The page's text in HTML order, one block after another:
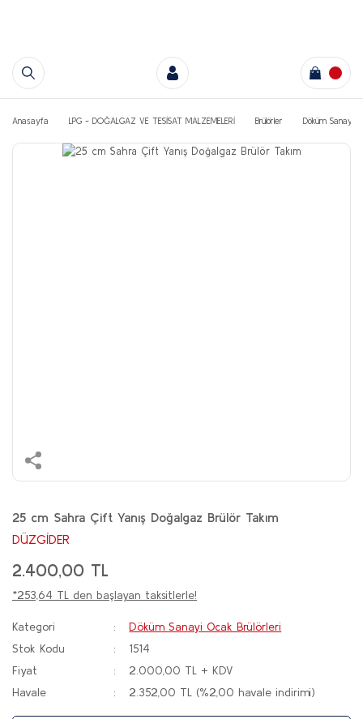
Anasayfa LPG - DOĞALGAZ VE TESİSAT MALZEMELERİ Brülörler Döküm Sanayi
25 cm Sahra Çift Yanış Doğalgaz Brülör Takım
DÜZGİDER
2.400,00 TL
*253,64 TL den başlayan taksitlerle!
Kategori
Döküm Sanayi Ocak Brülörleri
Stok Kodu
1514
Fiyat
2.000,00 TL + KDV
Havale
2.352,00 TL (%2,00 havale indirimi)